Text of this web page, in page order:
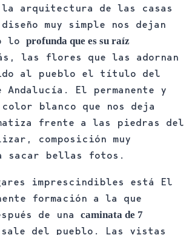
arquitectura de las casas
muy simple nos dejan
lo profunda que es su raíz
las flores que las adornan
al pueblo el título del
Andalucía. El permanente y
color blanco que nos deja
frente a las piedras del
composición muy
sacar bellas fotos.
imprescindibles está El
formación a la que
de una caminata de 7
sale del pueblo. Las vistas